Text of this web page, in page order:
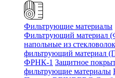
Фильтрующие материалы
Фильтрующий
напольные из
фильтрующий материал
ФРНК-1 Защитное
фильтрующие материалы